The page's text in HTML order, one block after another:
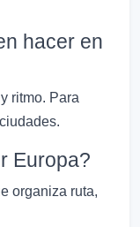
hacer en
ritmo. Para
Europa?
organiza ruta,